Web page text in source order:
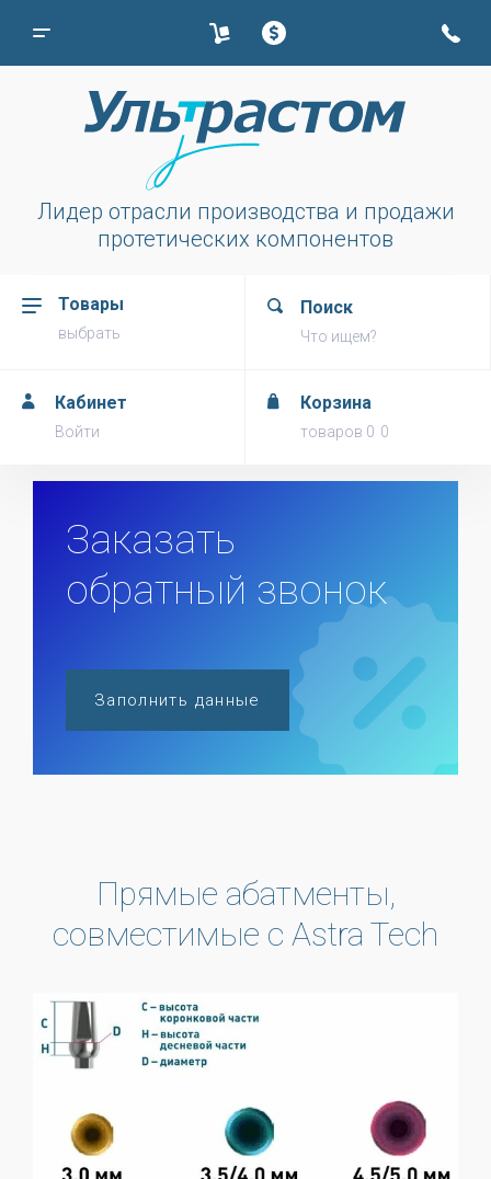
Лидер отрасли производства и продажи
протетических компонентов
Товары
выбрать
Поиск
Что ищем?
Кабинет
Войти
Корзина
товаров 0
Заказать
обратный звонок
Заполнить данные
Прямые абатменты,
совместимые с Astra Tech